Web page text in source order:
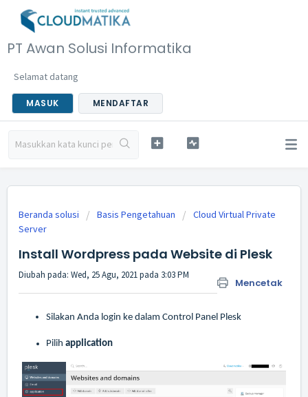
PT Awan Solusi Informatika
Selamat datang
MASUK MENDAFTAR
Beranda solusi Basis Pengetahuan
Cloud Virtual Private
Server
Install Wordpress pada Website di Plesk
Mencetak
Diubah pada: Wed, 25 Agu, 2021 pada 3:03 PM
Silakan Anda login ke dalam Control Panel Plesk
Pilih application